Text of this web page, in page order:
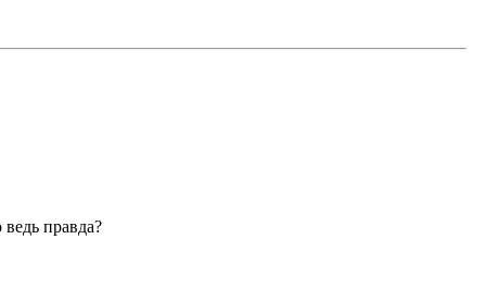
правда?